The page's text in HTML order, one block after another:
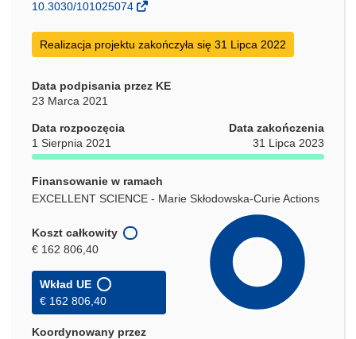
10.3030/101025074
Realizacja projektu zakończyła się 31 Lipca 2022
Data podpisania przez KE
23 Marca 2021
Data rozpoczęcia
1 Sierpnia 2021
Data zakończenia
31 Lipca 2023
Finansowanie w ramach
EXCELLENT SCIENCE - Marie Skłodowska-Curie Actions
Koszt całkowity
€ 162 806,40
Wkład UE
€ 162 806,40
Koordynowany przez